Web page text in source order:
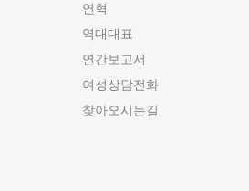
연혁
역대대표
연간보고서
여성상담전화
찾아오시는길